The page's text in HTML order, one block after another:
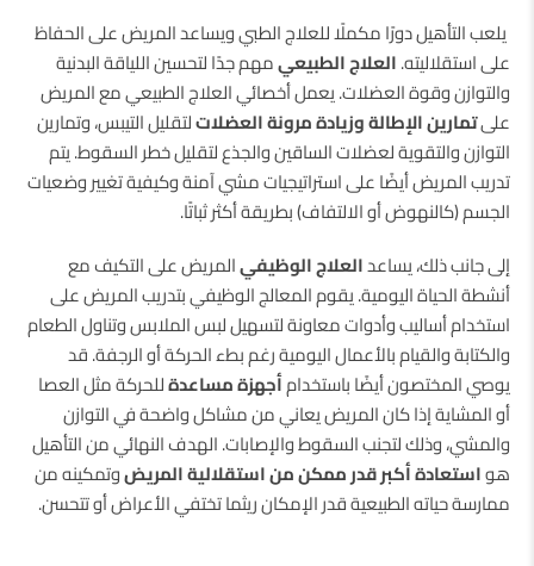
يلعب التأهيل دورًا مكملًا للعلاج الطبي ويساعد المريض على الحفاظ
على استقلاليته.العلاج الطبيعيمهم جدًا لتحسين اللياقة البدنية
والتوازن وقوة العضلات. يعمل أخصائي العلاج الطبيعي مع المريض
علىتمارين الإطالة وزيادة مرونة العضلاتلتقليل التيبس، وتمارين
التوازن والتقوية لعضلات الساقين والجذع لتقليل خطر السقوط. يتم
تدريب المريض أيضًا على استراتيجيات مشي آمنةوكيفية تغيير وضعيات
الجسم (كالنهوض أو الالتفاف) بطريقة أكثر ثباتًا.
إلى جانب ذلك، يساعدالعلاج الوظيفيالمريض على التكيف مع
أنشطة الحياة اليومية. يقوم المعالج الوظيفي بتدريب المريض على
استخدام أساليب وأدوات معاونة لتسهيل لبس الملابس وتناول الطعام
والكتابة والقيام بالأعمال اليومية رغم بطء الحركة أو الرجفة. قد
يوصي المختصون أيضًا باستخدامأجهزة مساعدةللحركة مثل العصا
أو المشاية إذا كان المريض يعاني من مشاكل واضحة في التوازن
والمشي، وذلك لتجنب السقوط والإصابات. الهدف النهائي من التأهيل
هواستعادة أكبر قدر ممكن من استقلالية المريضوتمكينه من
ممارسة حياته الطبيعية قدر الإمكان ريثما تختفي الأعراض أو تتحسن.